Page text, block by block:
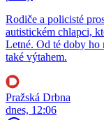
Rodiče a policisté
autistickém chlapci,
Letné. Od té doby ho
také výtahem.
Pražská Drbna
dnes, 12:06